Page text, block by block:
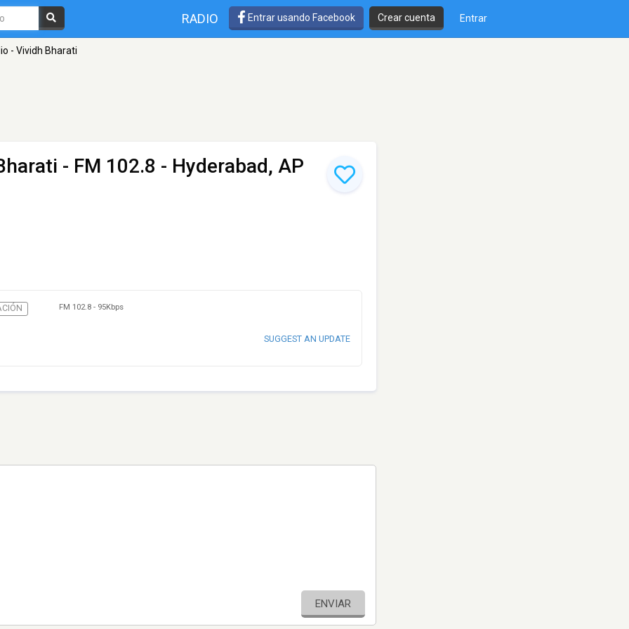
RADIO Entrar usando Facebook Crear cuenta Entrar
- Vividh Bharati
- FM 102.8 - Hyderabad, AP
FM 102.8 - 95Kbps
SUGGEST AN UPDATE
ENVIAR